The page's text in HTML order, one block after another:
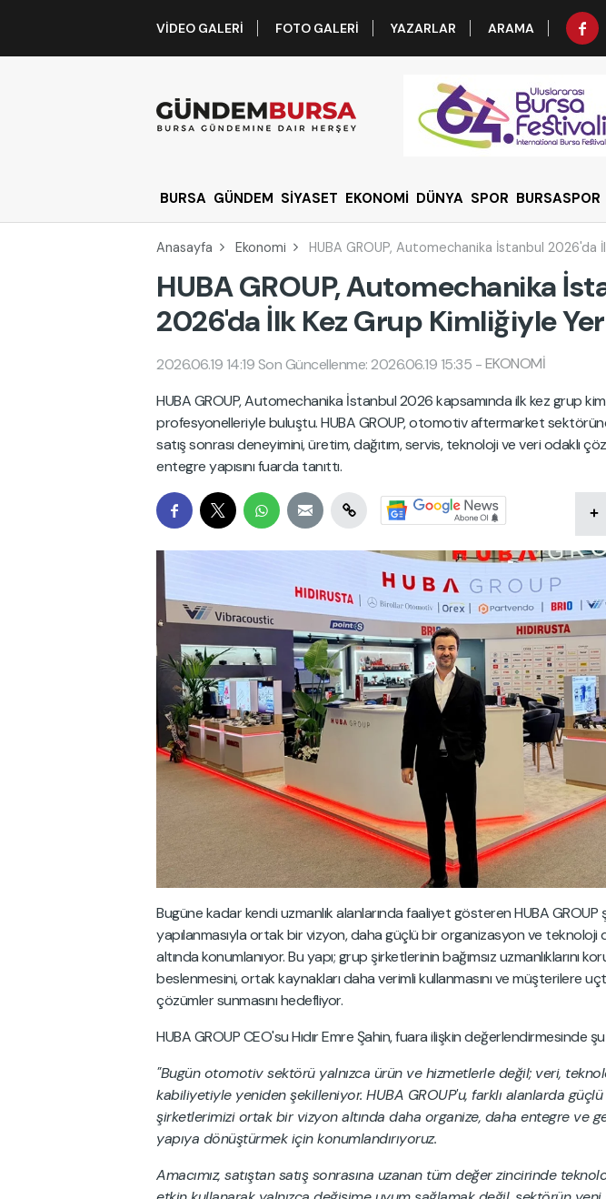
VIDEO GALERI FOTO GALERI YAZARLAR ARAMA
BURSA GÜNDEM SİYASET EKONOMİ DÜNYA SPOR BURSASPOR
Anasayfa Ekonomi HUBA GROUP, Automechanika İstanbul 2026'da
HUBA GROUP, Automechanika
2026'da İlk Kez Grup Kimliğiyle Yer
2026.06.19 14:19 Son Güncellenme: 2026.06.19 15:35 -EKONOMİ
HUBA GROUP, Automechanika İstanbul 2026 kapsamında ilk kez grup
profesyonelleriyle buluştu. HUBA GROUP, otomotiv aftermarket
satış sonrası deneyimini, üretim, dağıtım, servis, teknoloji ve veri odaklı
entegre yapısını fuarda tanıttı.
+
Bugüne kadar kendi uzmanlık alanlarında faaliyet gösteren HUBA GROUP
yapılanmasıyla ortak bir vizyon, daha güçlü bir organizasyon ve teknoloji
altında konumlanıyor. Bu yapı; grup şirketlerinin bağımsız uzmanlıklarını
beslenmesini, ortak kaynakları daha verimli kullanmasını ve müşterilere
çözümler sunmasını hedefliyor.
HUBA GROUP CEO'su Hıdır Emre Şahin, fuara ilişkin değerlendirmesinde
"Bugün otomotiv sektörü yalnızca ürün ve hizmetlerle değil; veri,
kabiliyetiyle yeniden şekilleniyor. HUBA GROUP'u, farklı alanlarda
şirketlerimizi ortak bir vizyon altında daha organize, daha entegre ve
yapıya dönüştürmek için konumlandırıyoruz.
Amacımız, satıştan satış sonrasına uzanan tüm değer zincirinde